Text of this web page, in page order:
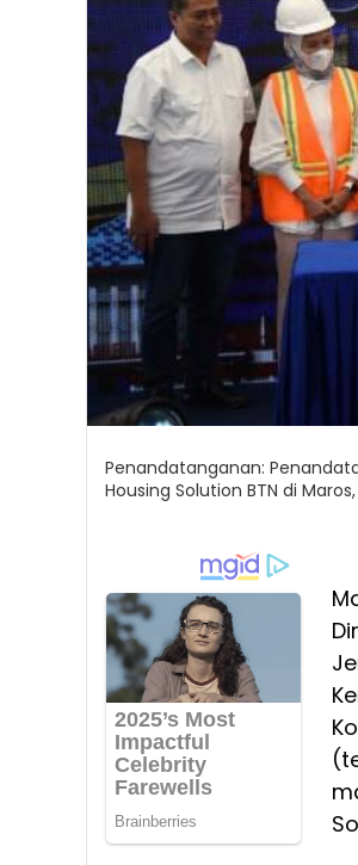
Penandatanganan:
Housing Solution BTN di